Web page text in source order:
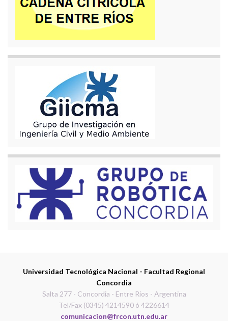
Universidad Tecnológica Nacional - Facultad Regional
Concordia
Salta 277 - Concordia - Entre Ríos - Argentina
Tel/Fax (0345) 4214590 ó 4226614
comunicacion@frcon.utn.edu.ar